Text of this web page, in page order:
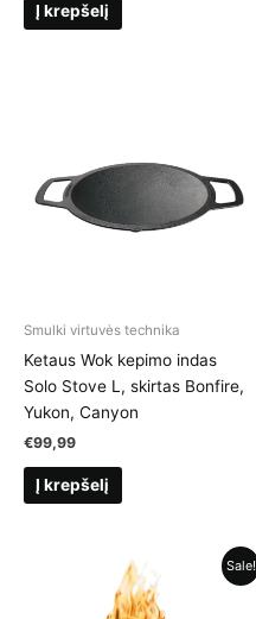
Į krepšelį
Smulki virtuvės technika
Ketaus Wok kepimo indas
Solo Stove L, skirtas Bonfire,
Yukon, Canyon
€99,99
Į krepšelį
Sale!